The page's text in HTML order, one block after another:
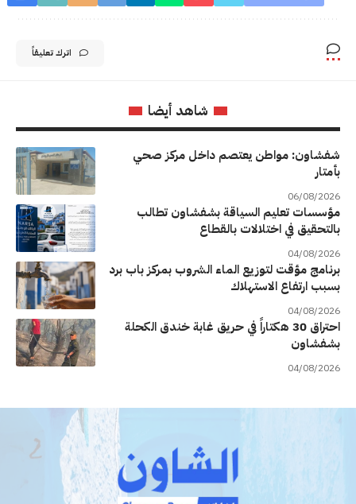
اترك تعليقاً
شاهد أيضا
شفشاون: مواطن يعتصم داخل مركز صحي
بأمتار
06/08/2026
مؤسسات تعليم السياقة بشفشاون تطالب
بالتحقيق في اختلالات بالقطاع
04/08/2026
برنامج مؤقت لتوزيع الماء الشروب بمركز باب برد
بسبب ارتفاع الاستهلاك
04/08/2026
احتراق 30 هكتاراً في حريق غابة خندق الكحلة
بشفشاون
04/08/2026